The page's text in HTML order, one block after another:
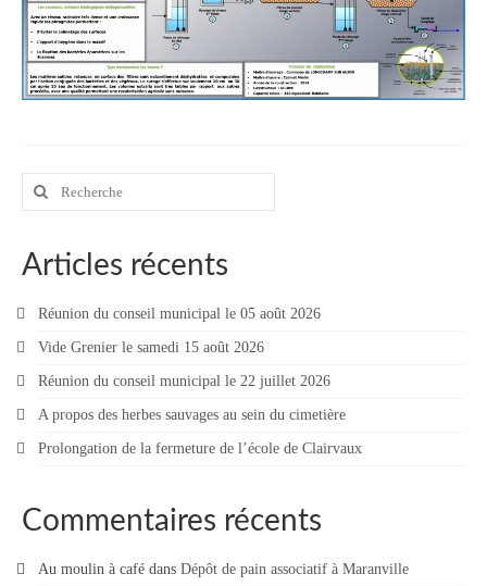
Vie associative
Les associations
Contacter votre mairie
Rechercher
Articles récents
Réunion du conseil municipal le 05 août 2026
Vide Grenier le samedi 15 août 2026
Réunion du conseil municipal le 22 juillet 2026
A propos des herbes sauvages au sein du cimetière
Prolongation de la fermeture de l’école de Clairvaux
Commentaires récents
Au moulin à café dans Dépôt de pain associatif à Maranville